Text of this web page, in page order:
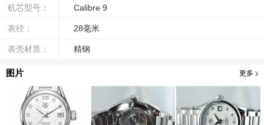
机芯型号： Calibre 9
表径： 28毫米
表壳材质： 精钢
图片 更多